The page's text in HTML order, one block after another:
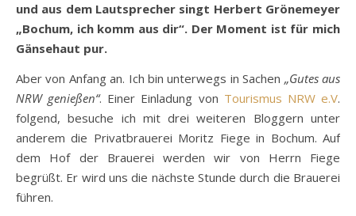
und aus dem Lautsprecher singt Herbert Grönemeyer
„Bochum, ich komm aus dir“. Der Moment ist für mich
Gänsehaut pur.
Aber von Anfang an. Ich bin unterwegs in Sachen „Gutes aus
NRW genießen“. Einer Einladung von Tourismus NRW e.V.
folgend, besuche ich mit drei weiteren Bloggern unter
anderem die Privatbrauerei Moritz Fiege in Bochum. Auf
dem Hof der Brauerei werden wir von Herrn Fiege
begrüßt. Er wird uns die nächste Stunde durch die Brauerei
führen.